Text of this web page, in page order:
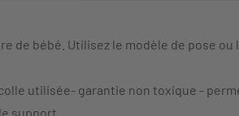
de bébé. Utilisez le modèle de pose ou
utilisée- garantie non toxique -
support.